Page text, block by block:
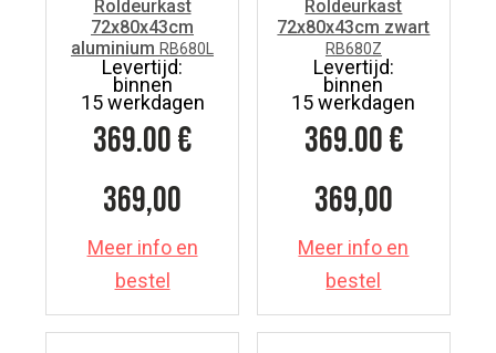
Roldeurkast
72x80x43cm
aluminiumRB680L
Levertijd:
binnen
15 werkdagen
369.00€
369,00
Meer info en
bestel
Roldeurkast
72x80x43cm zwart
RB680Z
Levertijd:
binnen
15 werkdagen
369.00€
369,00
Meer info en
bestel